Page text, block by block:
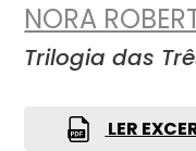
NORA
Trilogia das
LER